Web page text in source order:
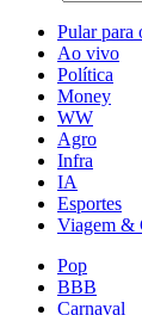
Pular para
Ao vivo
Política
Money
WW
Agro
Infra
IA
Esportes
Viagem &
Pop
BBB
Carnaval